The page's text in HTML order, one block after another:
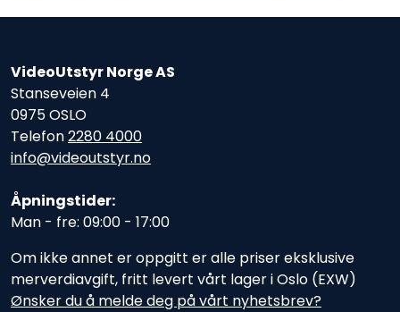
VideoUtstyr Norge AS
Stanseveien 4
0975 OSLO
Telefon2280 4000
info@videoutstyr.no
Åpningstider:
Man - fre: 09:00 - 17:00
Om ikke annet er oppgitt er alle priser eksklusive
merverdiavgift, fritt levert vårt lager i Oslo (EXW)
Ønsker du å melde deg på vårt nyhetsbrev?